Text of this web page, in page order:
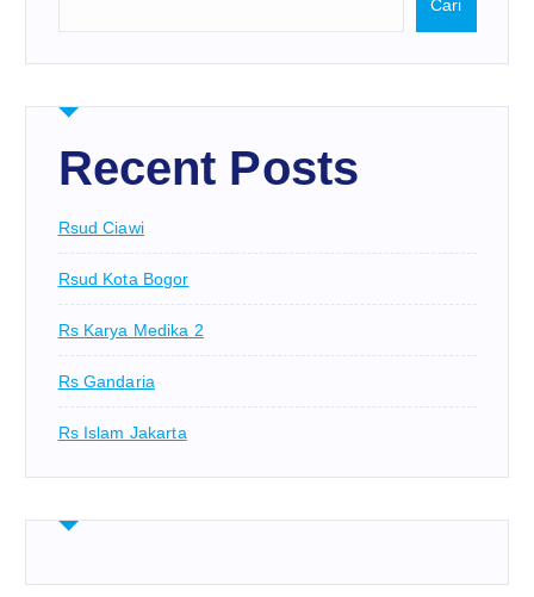
Cari
Recent Posts
Rsud Ciawi
Rsud Kota Bogor
Rs Karya Medika 2
Rs Gandaria
Rs Islam Jakarta